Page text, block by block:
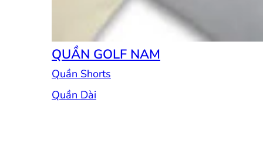
QUẦN GOLF NAM
Quần Shorts
Quần Dài